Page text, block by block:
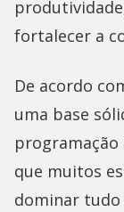
fortalecer a
De acordo
uma base
programação
que muitos
dominar tudo